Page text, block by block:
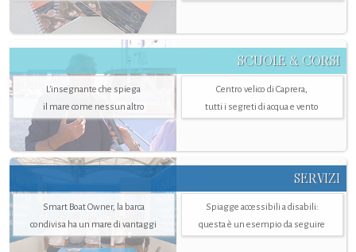
SCUOLE & CORSI
L'insegnante che spiega
il mare come nessun altro
Centro velico di Caprera,
tutti i segreti di acqua e vento
SERVIZI
Smart Boat Owner, la barca
condivisa ha un mare di vantaggi
Spiagge accessibili a disabili:
questa è un esempio da seguire